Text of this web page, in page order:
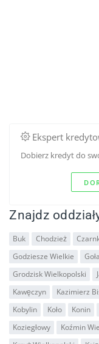
Ekspert
Dobierz kredyt do
Znajdz
Buk Chodzież
Godziesze Wielkie
Grodzisk Wielkopolski
Kawęczyn
Kazimierz
Kobylin
Koło Konin
Koziegłowy
Koźmin